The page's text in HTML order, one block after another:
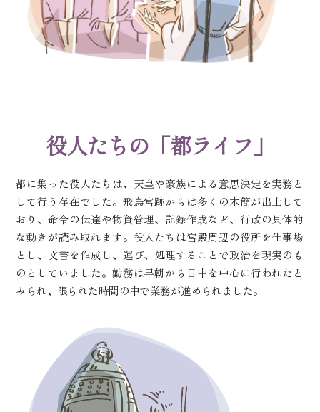
役人たちの「都ライフ」
都に集った役人たちは、天皇や豪族による意思決定を実務と
して行う存在でした。飛鳥宮跡からは多くの木簡が出土して
おり、命令の伝達や物資管理、記録作成など、行政の具体的
な動きが読み取れます。役人たちは宮殿周辺の役所を仕事場
とし、文書を作成し、運び、処理することで政治を現実のも
のとしていました。勤務は早朝から日中を中心に行われたと
みられ、限られた時間の中で業務が進められました。